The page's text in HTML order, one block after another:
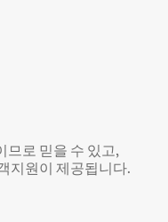
므로 믿을 수 있고,
지원이 제공됩니다.